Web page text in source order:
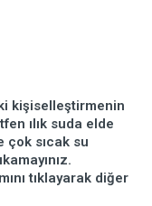
kişiselleştirmenin
ılık suda elde
çok sıcak su
tıklayarak diğer